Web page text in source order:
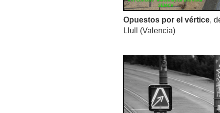
Opuestos por el vértice,
Llull (Valencia)